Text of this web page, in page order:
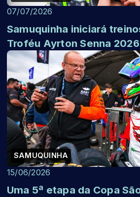
07/07/2026
Samuquinha iniciará
Troféu Ayrton Senna 2026
SAMUQUINHA
15/06/2026
Uma 5ª etapa da Copa